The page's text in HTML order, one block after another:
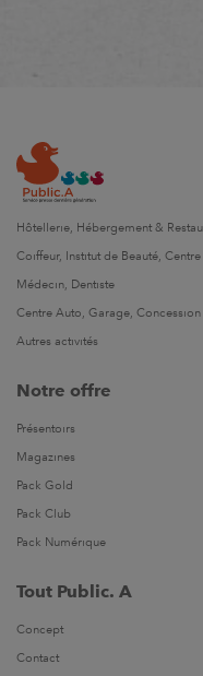
Hôtellerie, Hébergement &
Coiffeur, Institut de Beauté,
Médecin, Dentiste
Centre Auto, Garage,
Autres activités
Notre offre
Présentoirs
Magazines
Pack Gold
Pack Club
Pack Numérique
Tout Public. A
Concept
Contact